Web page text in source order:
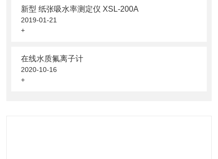
新型 纸张吸水率测定仪 XSL-200A
2019-01-21
+
在线水质氟离子计
2020-10-16
+